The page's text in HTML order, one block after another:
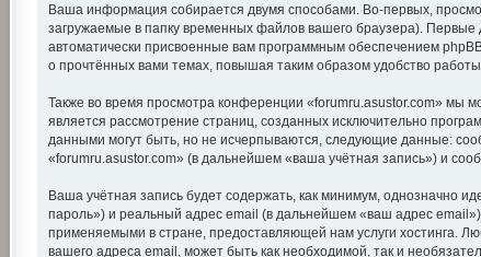
Ваша информация собирается двумя способами. Во-первых,
загружаемые в папку временных файлов вашего браузера).
автоматически присвоенные вам программным обеспечением
о прочтённых вами темах, повышая таким образом удобство
Также во время просмотра конференции «forumru.asustor.com» мы
является рассмотрение страниц, созданных исключительно
данными могут быть, но не исчерпываются, следующие данные:
«forumru.asustor.com» (в дальнейшем «ваша учётная запись») и
Ваша учётная запись будет содержать, как минимум, однозначно
пароль») и реальный адрес email (в дальнейшем «ваш адрес
применяемыми в стране, предоставляющей нам услуги хостинга.
вашего адреса email, может быть как необходимой, так и